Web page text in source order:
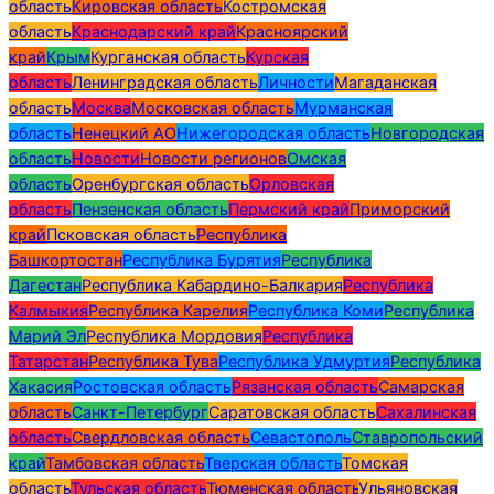
областьКировская областьКостромская
областьКраснодарский крайКрасноярский
крайКрымКурганская областьКурская
областьЛенинградская областьЛичностиМагаданская
областьМоскваМосковская областьМурманская
областьНенецкий АОНижегородская областьНовгородская
областьНовостиНовости регионовОмская
областьОренбургская областьОрловская
областьПензенская областьПермский крайПриморский
крайПсковская областьРеспублика
БашкортостанРеспублика БурятияРеспублика
ДагестанРеспублика Кабардино-БалкарияРеспублика
КалмыкияРеспублика КарелияРеспублика КомиРеспублика
Марий ЭлРеспублика МордовияРеспублика
ТатарстанРеспублика ТуваРеспублика УдмуртияРеспублика
ХакасияРостовская областьРязанская областьСамарская
областьСанкт-ПетербургСаратовская областьСахалинская
областьСвердловская областьСевастопольСтавропольский
крайТамбовская областьТверская областьТомская
областьТульская областьТюменская областьУльяновская